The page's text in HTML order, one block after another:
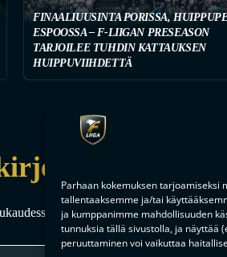
Parhaan kokemuksen tarjoamiseksi
tallentaaksemme ja/tai
ja kumppanimme mahdollisuuden
tunnuksia tällä sivustolla, ja näyttää
peruuttaminen voi vaikuttaa
FINAALIUUSINTA PORISSA,
ESPOOSSA – F-LIIGAN PRESEASON
TARJOILEE TUHDIN KATTAUKSEN
HUIPPUVIIHDETTÄ
F-liigakauden alusta